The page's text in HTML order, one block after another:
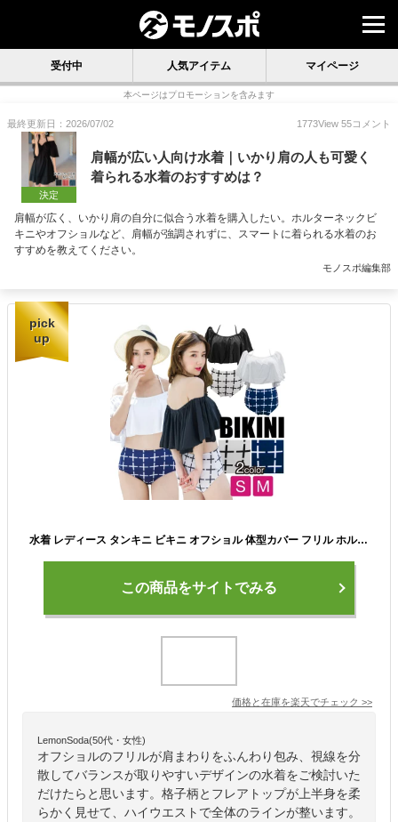
受付中 人気アイテム マイページ
本ページはプロモーションを含みます
最終更新日：2026/07/02 1773View 55コメント
決定
肩幅が広い人向け水着｜いかり肩の人も可愛く
着られる水着のおすすめは？
肩幅が広く、いかり肩の自分に似合う水着を購入したい。ホルターネックビ
キニやオフショルなど、肩幅が強調されずに、スマートに着られる水着のお
すすめを教えてください。
モノスポ編集部
pick
up
水着 レディース タンキニ ビキニ オフショル 体型カバー フリル ホルターネック オフショルビキニ 格子柄 スイムウェア|ベアトップ フレア キャミ ワイヤー入り オフショルダー フレアビキニ ハイウエスト 肩フリル 肩出し 白 チェック柄 フレアトップ 可愛い 大人 かわいい
この商品をサイトでみる
価格と在庫を楽天でチェック >>
LemonSoda(50代・女性)
オフショルのフリルが肩まわりをふんわり包み、視線を分
散してバランスが取りやすいデザインの水着をご検討いた
だけたらと思います。格子柄とフレアトップが上半身を柔
らかく見せて、ハイウエストで全体のラインが整います。